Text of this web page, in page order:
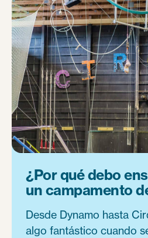
¿Por qué debo
un campamento
Desde Dynamo hasta
algo fantástico cuando